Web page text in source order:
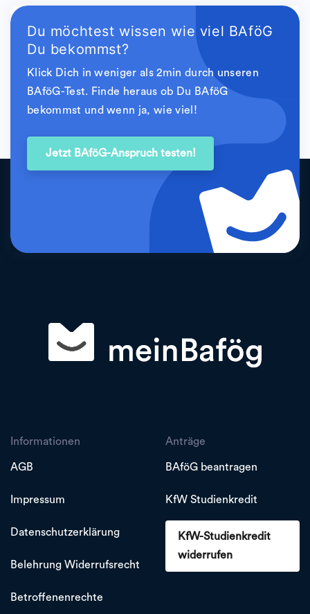
Du möchtest wissen wie viel BAföG
Du bekommst?
Klick Dich in weniger als 2min durch unseren
BAföG-Test. Finde heraus ob Du BAföG
bekommst und wenn ja, wie viel!
Jetzt BAföG-Anspruch testen!
Informationen
AGB
Impressum
Datenschutzerklärung
Belehrung Widerrufsrecht
Betroffenenrechte
Anträge
BAföG beantragen
KfW Studienkredit
KfW-Studienkredit
widerrufen